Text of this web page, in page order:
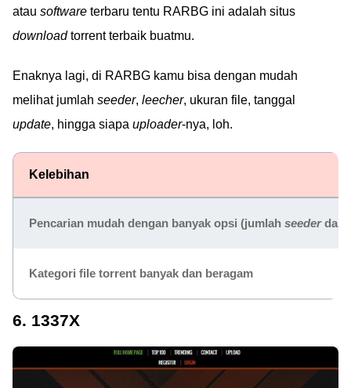
atau software terbaru tentu RARBG ini adalah situs
downloadtorrent terbaik buatmu.
Enaknya lagi, di RARBG kamu bisa dengan mudah
melihat jumlah seeder, leecher, ukuran file, tanggal
update, hingga siapa uploader-nya, loh.
Kelebihan
Pencarian mudah dengan banyak opsi (jumlah seederdan
Kategori file torrent banyak dan beragam
6. 1337X